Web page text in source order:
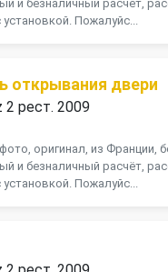
и безналичный расчёт,
Пожалуйс...
открывания двери
2 рест. 2009
оригинал, из Франции,
и безналичный расчёт,
Пожалуйс...